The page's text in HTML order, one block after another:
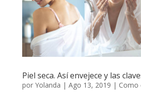
Piel seca. Así envejece y las
por Yolanda | Ago 13, 2019 | Como